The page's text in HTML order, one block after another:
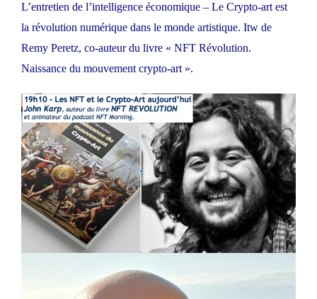
L’entretien de l’intelligence économique – Le Crypto-art est
la révolution numérique dans le monde artistique. Itw de
Remy Peretz, co-auteur du livre « NFT Révolution.
Naissance du mouvement crypto-art ».